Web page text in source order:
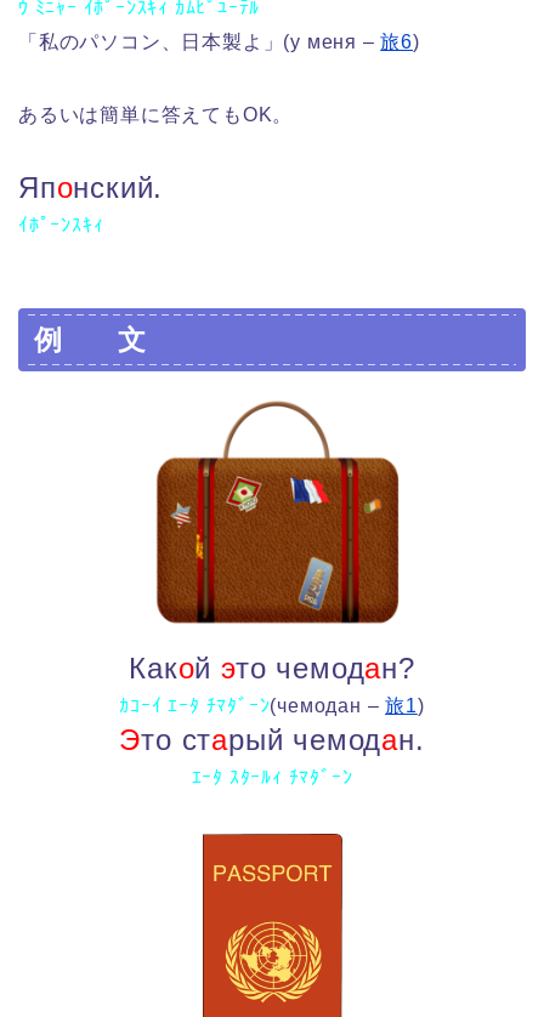
ｳ ﾐﾆｬｰ ｲﾎﾟｰﾝｽｷｨ ｶﾑﾋﾟﾕｰﾃﾙ
「私のパソコン、日本製よ」(у меня –旅6)
あるいは簡単に答えてもOK。
Японский.
ｲﾎﾟｰﾝｽｷｨ
例 文
Какойэто чемодан?
ｶｺｰｲ ｴｰﾀ ﾁﾏﾀﾞｰﾝ(чемодан –旅1)
Это старый чемодан.
ｴｰﾀ ｽﾀｰﾙｨ ﾁﾏﾀﾞｰﾝ